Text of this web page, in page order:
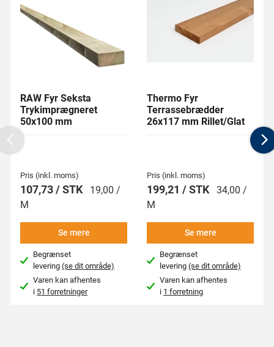
RAW Fyr Seksta
Trykimprægneret
50x100 mm
Pris (inkl. moms)
107,73 / STK
19,00 /
M
Se mere
Begrænset
levering(se dit område)
Varen kan afhentes
i 51 forretninger
Thermo Fyr
Terrassebrædder
26x117 mm Rillet/Glat
Pris (inkl. moms)
199,21 / STK 34,00 /
M
Se mere
Begrænset
levering(se dit område)
Varen kan afhentes
i 1 forretning
Previous